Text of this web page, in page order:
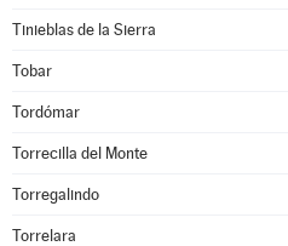
Tinieblas de la Sierra
Tobar
Tordómar
Torrecilla del Monte
Torregalindo
Torrelara